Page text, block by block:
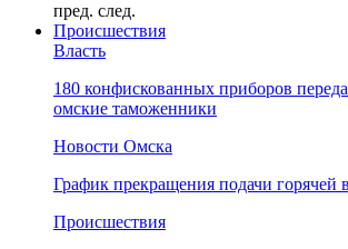
пред. след.
Происшествия
Власть
180 конфискованных приборов
омские таможенники
Новости Омска
График прекращения подачи горячей
Происшествия